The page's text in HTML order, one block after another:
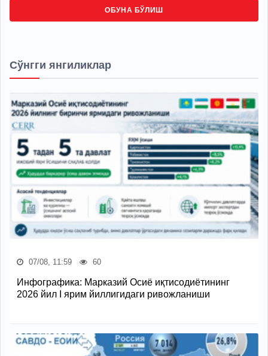
ОБУНА БЎЛИШ
Сўнгги янгиликлар
07/08, 11:59 60
Инфографика: Марказий Осиё иқтисодиётининг
2026 йил I ярим йиллигидаги ривожланиши